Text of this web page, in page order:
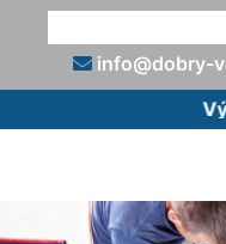
info@dobry-